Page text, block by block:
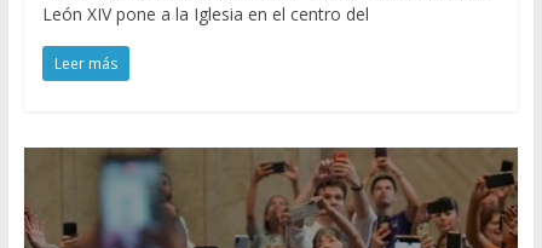
León XIV pone a la Iglesia en el centro del
Leer más